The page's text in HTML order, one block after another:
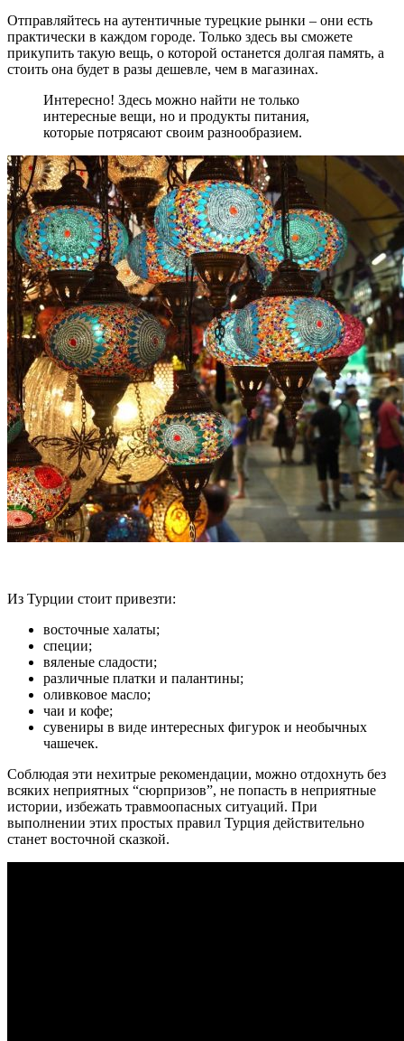
Отправляйтесь на аутентичные турецкие рынки – они есть
практически в каждом городе. Только здесь вы сможете
прикупить такую вещь, о которой останется долгая память, а
стоить она будет в разы дешевле, чем в магазинах.
Интересно! Здесь можно найти не только
интересные вещи, но и продукты питания,
которые потрясают своим разнообразием.
Из Турции стоит привезти:
восточные халаты;
специи;
вяленые сладости;
различные платки и палантины;
оливковое масло;
чаи и кофе;
сувениры в виде интересных фигурок и необычных
чашечек.
Соблюдая эти нехитрые рекомендации, можно отдохнуть без
всяких неприятных “сюрпризов”, не попасть в неприятные
истории, избежать травмоопасных ситуаций. При
выполнении этих простых правил Турция действительно
станет восточной сказкой.